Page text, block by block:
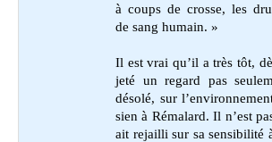
à coups de crosse, les
de sang humain. »
Il est vrai qu’il a très tôt,
jeté un regard pas
désolé, sur
sien à Rémalard. Il n’est
ait rejailli sur sa sensibilité